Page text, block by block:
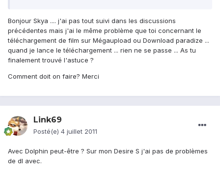
Bonjour Skya .... j'ai pas tout suivi dans les discussions
précédentes mais j'ai le même problème que toi concernant le
téléchargement de film sur Mégaupload ou Download paradize ...
quand je lance le téléchargement ... rien ne se passe ... As tu
finalement trouvé l'astuce ?
Comment doit on faire? Merci
Link69
Posté(e) 4 juillet 2011
Avec Dolphin peut-être ? Sur mon Desire S j'ai pas de problèmes
de dl avec.